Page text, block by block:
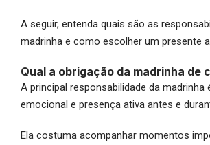
A seguir, entenda quais são as
madrinha e como escolher um presente
Qual a obrigação da madrinha de
A principal responsabilidade da madrinha
emocional e presença ativa antes e
Ela costuma acompanhar momentos